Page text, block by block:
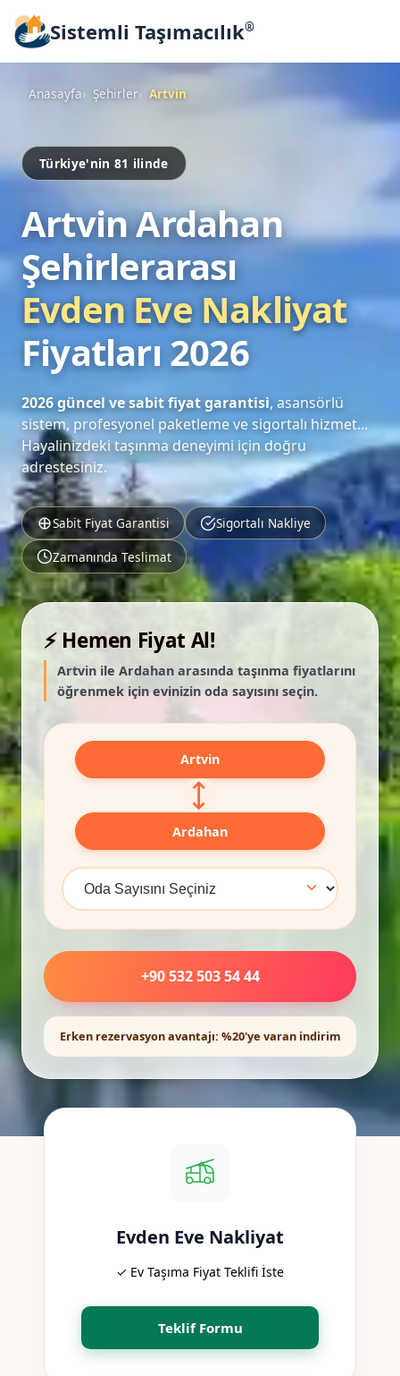
Sistemli Taşımacılık®
Anasayfa Şehirler Artvin
Türkiye'nin 81 ilinde
Artvin Ardahan
Şehirlerarası
Evden Eve Nakliyat
Fiyatları 2026
2026 güncel ve sabit fiyat garantisi, asansörlü
sistem, profesyonel paketleme ve sigortalı hizmet...
Hayalinizdeki taşınma deneyimi için doğru
adrestesiniz.
Sabit Fiyat Garantisi
Sigortalı Nakliye
Zamanında Teslimat
⚡ Hemen Fiyat Al!
Artvin ile Ardahan arasında taşınma fiyatlarını
öğrenmek için evinizin oda sayısını seçin.
Artvin
⟷
Ardahan
+90 532 503 54 44
Erken rezervasyon avantajı: %20'ye varan indirim
Evden Eve Nakliyat
✓ Ev Taşıma Fiyat Teklifi İste
Teklif Formu